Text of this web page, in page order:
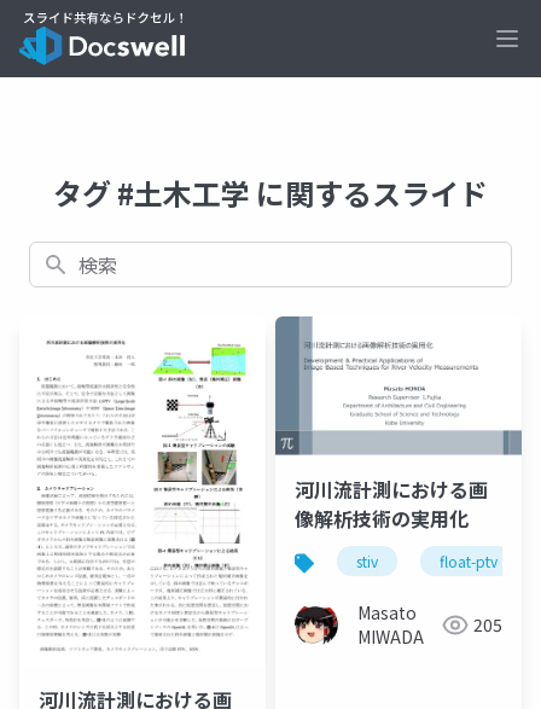
タグ #土木工学 に関するスライド
検索
河川流計測における画
河川流計測における画
像解析技術の実用化
stiv float-ptv
Masato
MIWADA
205